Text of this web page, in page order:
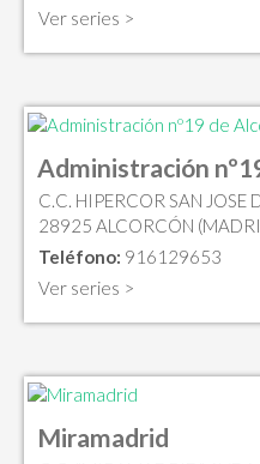
Ver series >
Administración
C.C. HIPERCOR SAN JOSE
28925 ALCORCÓN
Teléfono: 916129653
Ver series >
Miramadrid